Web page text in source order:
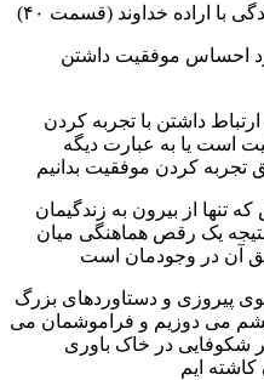
با اراده خداوند (قسمت ۴۰)
احساس موفقیت داشتن
داشتن با تجربه کردن
است یا به عبارت دیگه
تجربه کردن موفقیت بدانیم
تنها از بیرون به زندگیمان
یک رقص هماهنگی میان
آن در وجودمان است
پیروزی و دستاوردهای بزرگ
می دوزیم و فراموشمان می
شکوفایی در خاک باوری
ایم